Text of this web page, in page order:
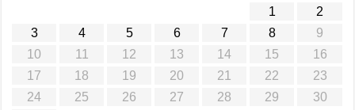
1
2
3
4 5 6 7 8
9
10
11 12 13 14 15
16
17
18 19 20 21 22
23
24
25 26 27 28 29
30